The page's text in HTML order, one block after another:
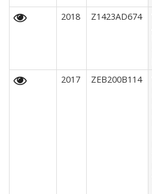
2018
Z1423AD674
2017
ZEB200B114